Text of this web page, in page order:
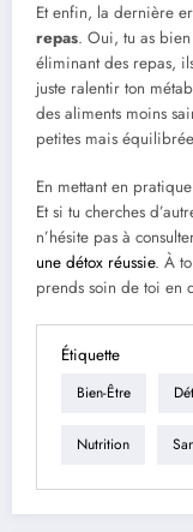
Et enfin, la dernière
repas. Oui, tu as bien
éliminant des repas,
juste ralentir ton
des aliments moins
petites mais
En mettant en
Et si tu cherches
n’hésite pas à
une détox réussie. À
prends soin de toi en
Étiquette
Bien-Être
Nutrition